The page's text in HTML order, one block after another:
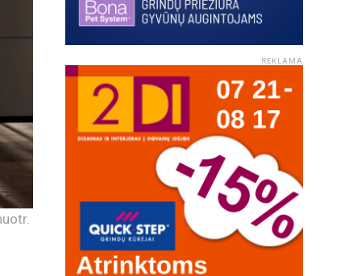
REKLAMA